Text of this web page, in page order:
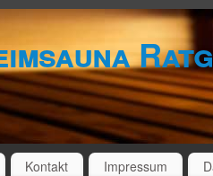
Kontakt Impressum